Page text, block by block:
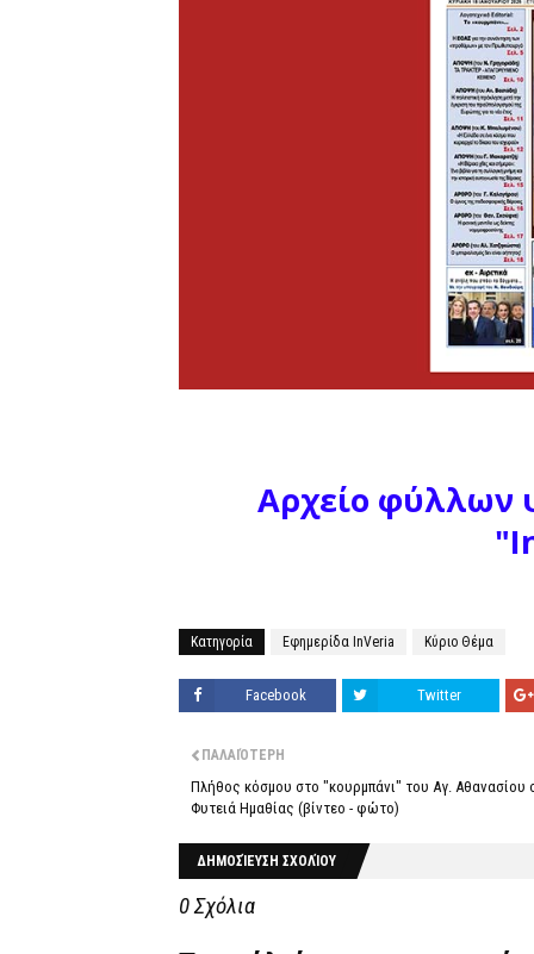
Αρχείο φύλλων
Κατηγορία Εφημερίδα InVeria Κύριο Θέμα
Facebook Twitter
ΠΑΛΑΙΌΤΕΡΗ
Πλήθος κόσμου στο "κουρμπάνι" του Αγ. Αθανασίου
Φυτειά Ημαθίας (βίντεο - φώτο)
ΔΗΜΟΣΊΕΥΣΗ ΣΧΟΛΊΟΥ
0 Σχόλια